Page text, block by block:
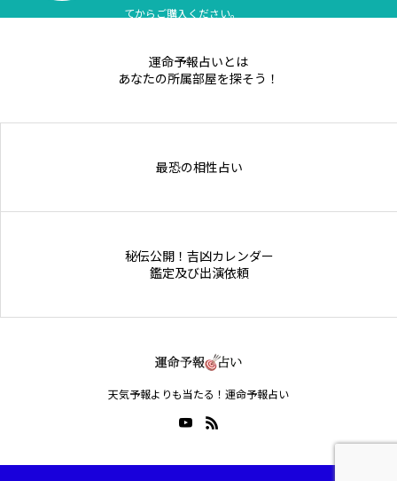
てからご購入ください。
運命予報占いとは
あなたの所属部屋を探そう！
最恐の相性占い
秘伝公開！吉凶カレンダー
鑑定及び出演依頼
天気予報よりも当たる！運命予報占い